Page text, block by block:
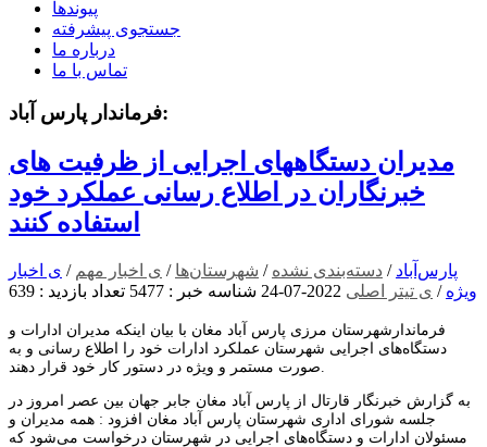
پیوندها
جستجوی پیشرفته
درباره ما
تماس با ما
فرماندار پارس آباد:
مدیران دستگاههای اجرایی از ظرفیت های
خبرنگاران در اطلاع رسانی عملکرد خود
استفاده کنند
پارس‌آباد / دسته‌بندی نشده / شهرستان‌ها / ی اخبار مهم / ی اخبار
ویژه / ی تیتر اصلی 2022-07-24 شناسه خبر : 5477 تعداد بازدید : 639
فرماندارشهرستان مرزی پارس آباد مغان با بیان اینکه مدیران ادارات و
دستگاه‌های اجرایی شهرستان عملکرد ادارات خود را اطلاع رسانی و به
به گزارش خبرنگار قارتال از پارس آباد مغان جابر جهان بین عصر امروز در
جلسه شورای اداری شهرستان پارس آباد مغان افزود : همه مدیران و
مسئولان ادارات و دستگاه‌های اجرایی در شهرستان درخواست می‌شود که